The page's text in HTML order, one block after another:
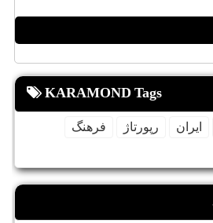
KARAMOND Tags
ایران رپورتاژ
فرهنگ